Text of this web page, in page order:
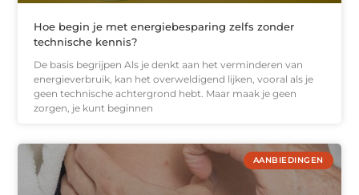
Hoe begin je met energiebesparing zelfs zonder
technische kennis?
De basis begrijpen Als je denkt aan het verminderen van
energieverbruik, kan het overweldigend lijken, vooral als je
geen technische achtergrond hebt. Maar maak je geen
zorgen, je kunt beginnen
AANBIEDINGEN